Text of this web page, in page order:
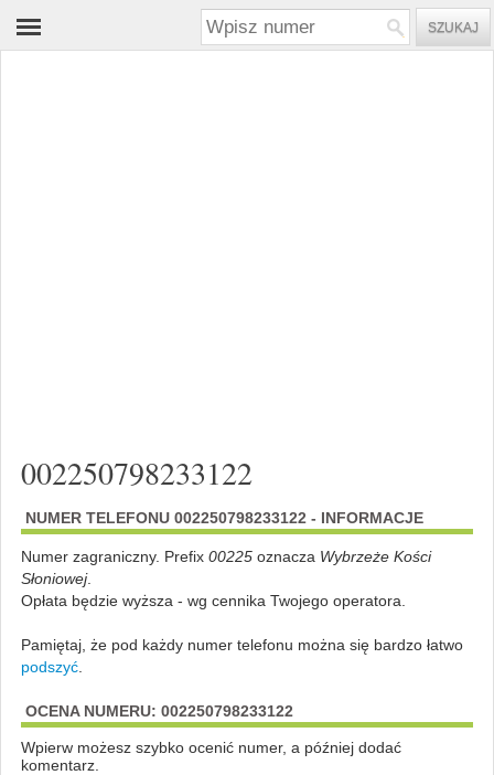
002250798233122
NUMER TELEFONU 002250798233122 - INFORMACJE
Numer zagraniczny. Prefix 00225oznacza Wybrzeże Kości
Słoniowej.
Opłata będzie wyższa - wg cennika Twojego operatora.
Pamiętaj, że pod każdy numer telefonu można się bardzo łatwo
podszyć.
OCENA NUMERU: 002250798233122
Wpierw możesz szybko ocenić numer, a później dodać
komentarz.